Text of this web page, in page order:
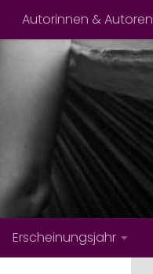
Autorinnen & Autoren
Erscheinungsjahr